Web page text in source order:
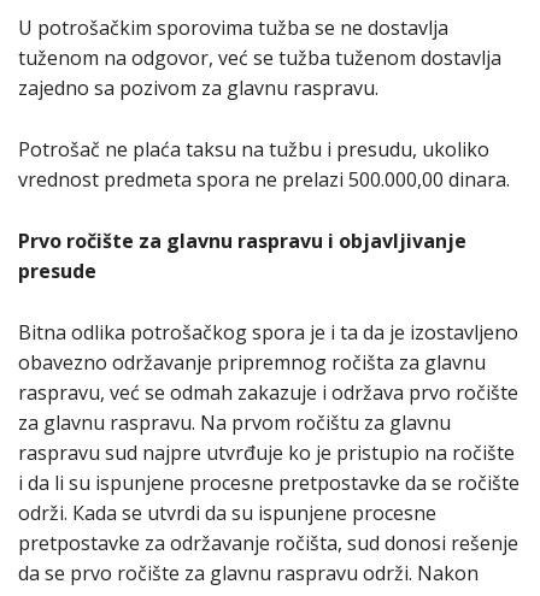
U potrošačkim sporovima tužba se ne dostavlja
tuženom na odgovor, već se tužba tuženom dostavlja
zajedno sa pozivom za glavnu raspravu.
Potrošač ne plaća taksu na tužbu i presudu, ukoliko
vrednost predmeta spora ne prelazi 500.000,00 dinara.
Prvo ročište za glavnu raspravu i objavljivanje
presude
Bitna odlika potrošačkog spora je i ta da je izostavljeno
obavezno održavanje pripremnog ročišta za glavnu
raspravu, već se odmah zakazuje i održava prvo ročište
za glavnu raspravu. Na prvom ročištu za glavnu
raspravu sud najpre utvrđuje ko je pristupio na ročište
i da li su ispunjene procesne pretpostavke da se ročište
održi. Кada se utvrdi da su ispunjene procesne
pretpostavke za održavanje ročišta, sud donosi rešenje
da se prvo ročište za glavnu raspravu održi. Nakon